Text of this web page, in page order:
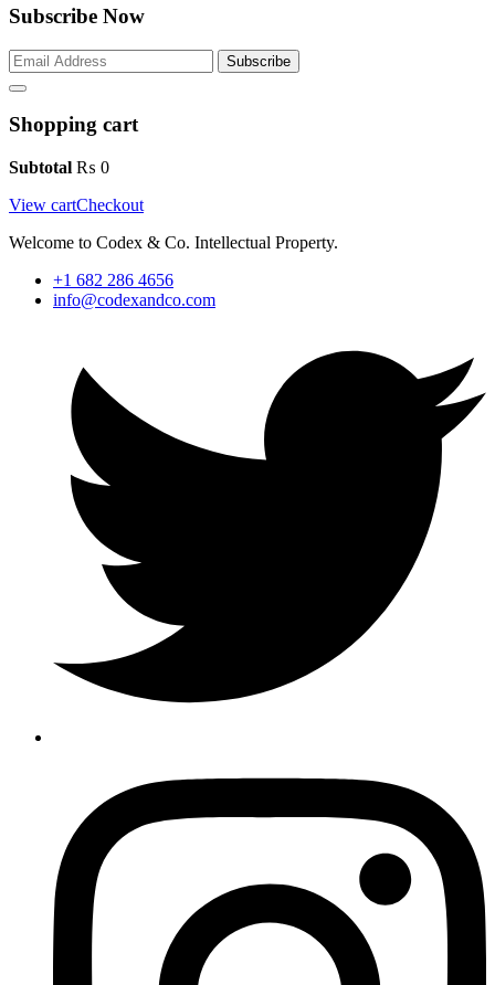
Subscribe Now
Subscribe
Shopping cart
Subtotal ₨ 0
View cartCheckout
Welcome to Codex & Co. Intellectual Property.
+1 682 286 4656
info@codexandco.com